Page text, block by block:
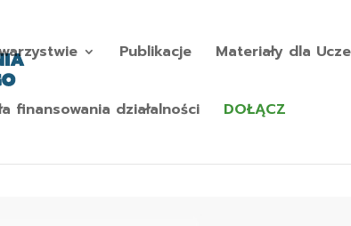
Publikacje Materiały dla
finansowania działalności DOŁĄCZ